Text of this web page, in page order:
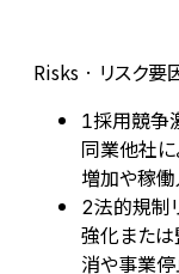
Risks · リスク要
1採用競争
同業他社に
増加や稼
2法的規制
強化また
消や事業